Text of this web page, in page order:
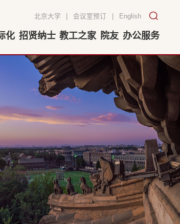
北京大学 会议室预订 English
化 招贤纳士 教工之家 院友 办公服务